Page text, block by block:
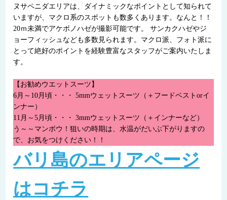
ヌサペニダエリアは、ダイナミックなポイントとして知られて
いますが、マクロ系のスポットも数多くあります。なんと！！
20ｍ未満でアケボノハゼが撮影可能です。 サンカクハゼやジ
ョーフィッシュなども多数見られます。マクロ派、フォト派に
とって絶好のポイントを経験豊富なスタッフがご案内いたしま
す。
【お勧めウエットスーツ】
6月～10月頃・・・ 5mmウェットスーツ（＋フードベストorイ
ンナー）
11月～5月頃・・・ 3mmウェットスーツ（＋インナーなど）
う～～マンボウ！狙いの時期は、水温がだいぶ下がりますの
で、お気をつけください！！
バリ島のエリアページ
はコチラ